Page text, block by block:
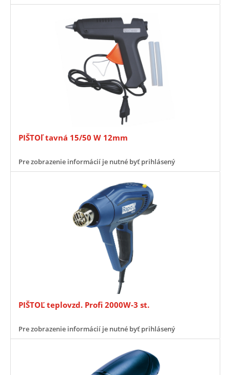
PIŠTOľ tavná 15/50 W 12mm
Pre zobrazenie informácií je nutné byť prihlásený
PIŠTOĽ teplovzd. Profi 2000W-3 st.
Pre zobrazenie informácií je nutné byť prihlásený